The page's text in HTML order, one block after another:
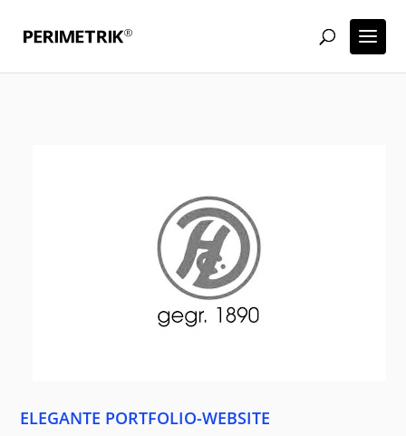
ELEGANTE PORTFOLIO-WEBSITE